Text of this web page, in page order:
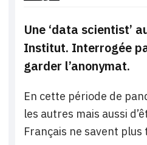
Une ‘data scientist’
Institut. Interrogée
garder l’anonymat.
En cette période de
les autres mais aussi
Français ne savent